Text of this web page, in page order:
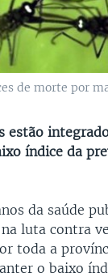
de morte por
estão
índice da
da saúde
luta contra
toda a
o baixo